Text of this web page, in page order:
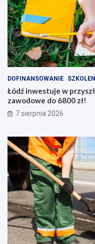
DOFINANSOWANIE
Łódź inwestuje w
zawodowe do 6800 zł!
7 sierpnia 2026